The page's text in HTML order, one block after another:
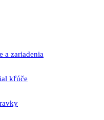
a zariadenia
kľúče